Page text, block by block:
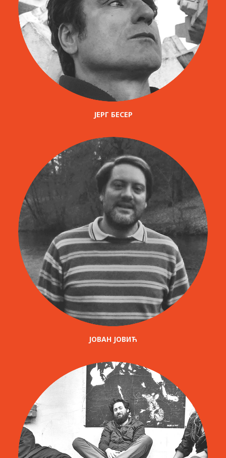
ЈЕРГ БЕСЕР
ЈОВАН ЈОВИЋ